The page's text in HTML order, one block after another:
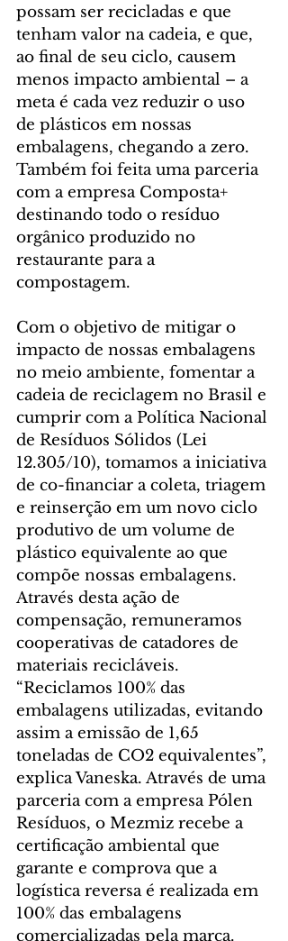
possam ser recicladas e que
tenham valor na cadeia, e que,
ao final de seu ciclo, causem
menos impacto ambiental – a
meta é cada vez reduzir o uso
de plásticos em nossas
embalagens, chegando a zero.
Também foi feita uma parceria
com a empresa Composta+
destinando todo o resíduo
orgânico produzido no
restaurante para a
compostagem.
Com o objetivo de mitigar o
impacto de nossas embalagens
no meio ambiente, fomentar a
cadeia de reciclagem no Brasil e
cumprir com a Política Nacional
de Resíduos Sólidos (Lei
12.305/10), tomamos a iniciativa
de co-financiar a coleta, triagem
e reinserção em um novo ciclo
produtivo de um volume de
plástico equivalente ao que
compõe nossas embalagens.
Através desta ação de
compensação, remuneramos
cooperativas de catadores de
materiais recicláveis.
“Reciclamos 100% das
embalagens utilizadas, evitando
assim a emissão de 1,65
toneladas de CO2 equivalentes”,
explica Vaneska. Através de uma
parceria com a empresa Pólen
Resíduos, o Mezmiz recebe a
certificação ambiental que
garante e comprova que a
logística reversa é realizada em
100% das embalagens
comercializadas pela marca.